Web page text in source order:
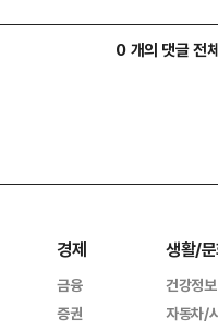
0 개의 댓글 전
경제
금융
증권
생활/
건강정보
자동차/